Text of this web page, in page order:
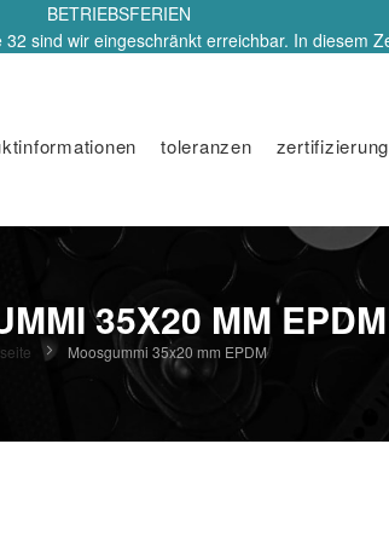
BETRIEBSFERIEN
sind wir eingeschränkt erreichbar. In diesem
toleranzen zertifizierung
35X20 MM EPDM
Moosgummi 35x20 mm EPDM